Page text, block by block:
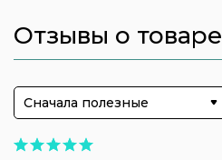
Отзывы о товаре
Сначала полезные